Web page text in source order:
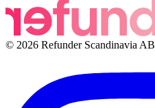
© 2026 Refunder Scandinavia AB